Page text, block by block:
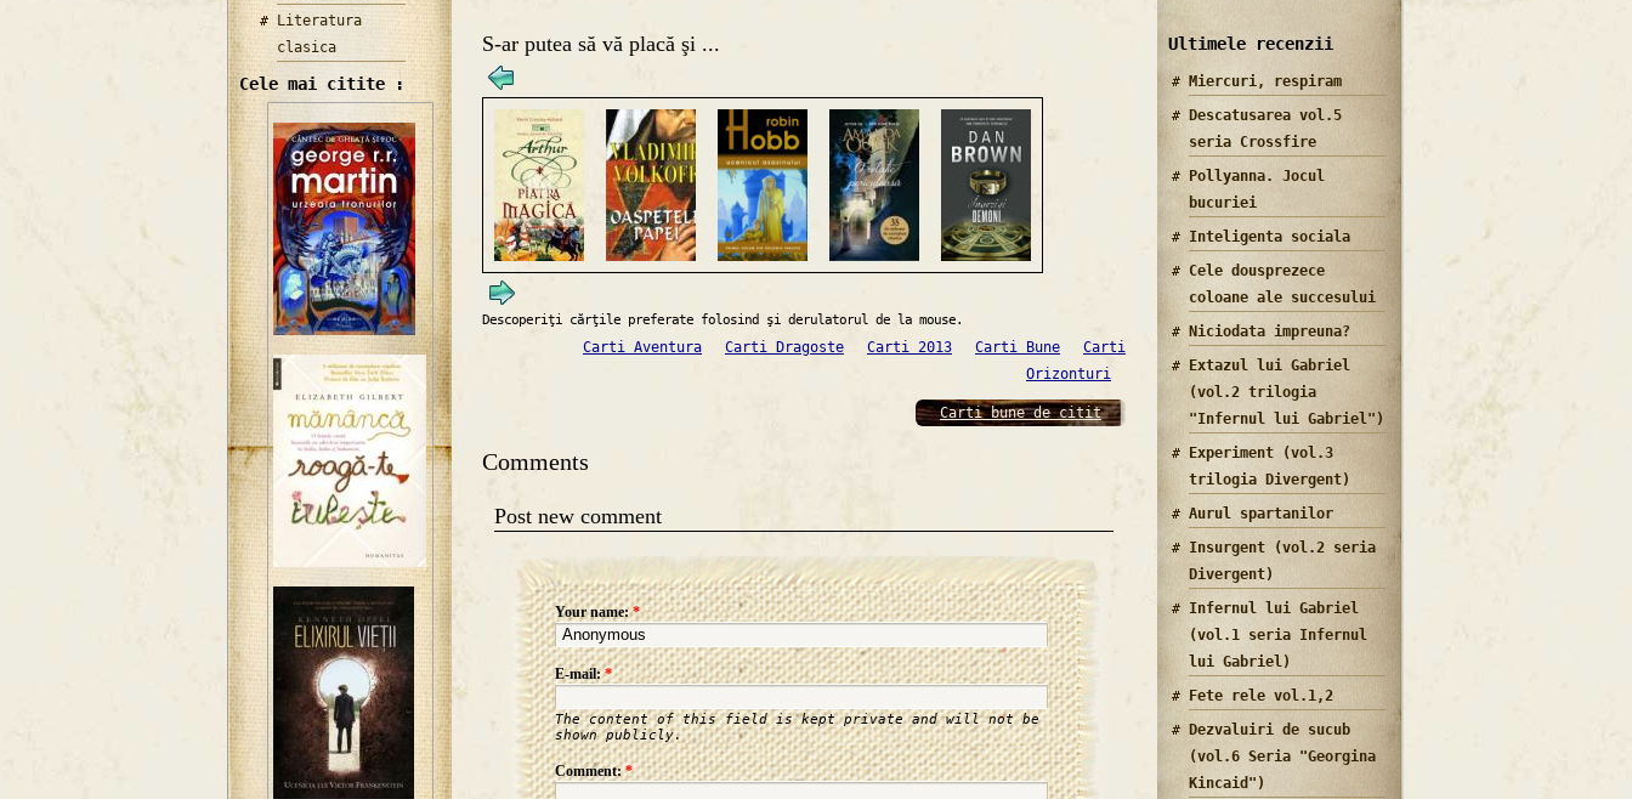
Literatura
clasica
Cele mai citite :
S-ar putea să vă placă şi ...
Descoperiţi cărţile preferate folosind şi derulatorul de la mouse.
Carti Aventura Carti Dragoste Carti 2013 Carti Bune
Carti
Orizonturi
Carti bune de citit
Comments
Post new comment
Your name:*
E-mail:*
The content of this field is kept private and will not be
shown publicly.
Comment:*
Ultimele recenzii
Miercuri, respiram
Descatusarea vol.5
seria Crossfire
Pollyanna. Jocul
bucuriei
Inteligenta sociala
Cele dousprezece
coloane ale succesului
Niciodata impreuna?
Extazul lui Gabriel
(vol.2 trilogia
"Infernul lui Gabriel")
Experiment (vol.3
trilogia Divergent)
Aurul spartanilor
Insurgent (vol.2 seria
Divergent)
Infernul lui Gabriel
(vol.1 seria Infernul
lui Gabriel)
Fete rele vol.1,2
Dezvaluiri de sucub
(vol.6 Seria "Georgina
Kincaid")